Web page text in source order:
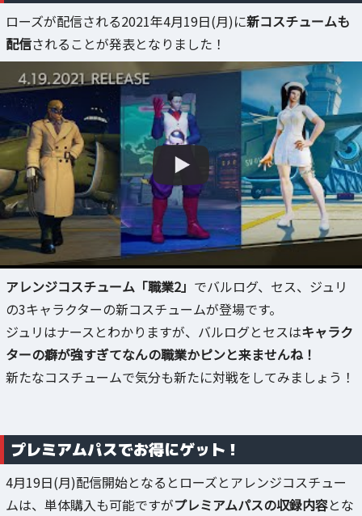
ローズが配信される2021年4月19日(月)に新コスチュームも
配信されることが発表となりました！
アレンジコスチューム「職業2」 でバルログ、セス、ジュリ
の3キャラクターの新コスチュームが登場です。
ジュリはナースとわかりますが、バルログとセスはキャラク
ターの癖が強すぎてなんの職業かピンと来ませんね！
新たなコスチュームで気分も新たに対戦をしてみましょう！
プレミアムパスでお得にゲット！
4月19日(月)配信開始となるとローズとアレンジコスチュー
ムは、単体購入も可能ですがプレミアムパスの収録内容とな